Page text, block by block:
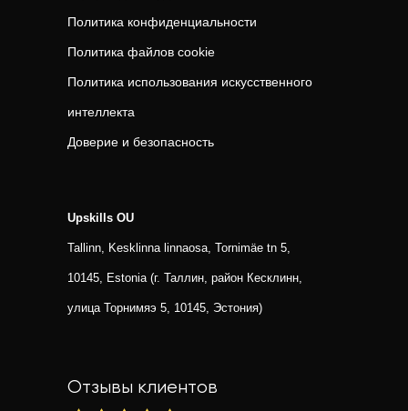
Политика конфиденциальности
Политика файлов cookie
Политика использования искусственного
интеллекта
Доверие и безопасность
Upskills OU
Tallinn, Kesklinna linnaosa, Tornimäe tn 5,
10145, Estonia (г. Таллин, район Кесклинн,
улица Торнимяэ 5, 10145, Эстония)
Отзывы клиентов